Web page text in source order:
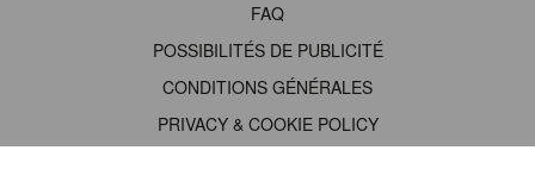
FAQ
POSSIBILITÉS DE PUBLICITÉ
CONDITIONS GÉNÉRALES
PRIVACY & COOKIE POLICY